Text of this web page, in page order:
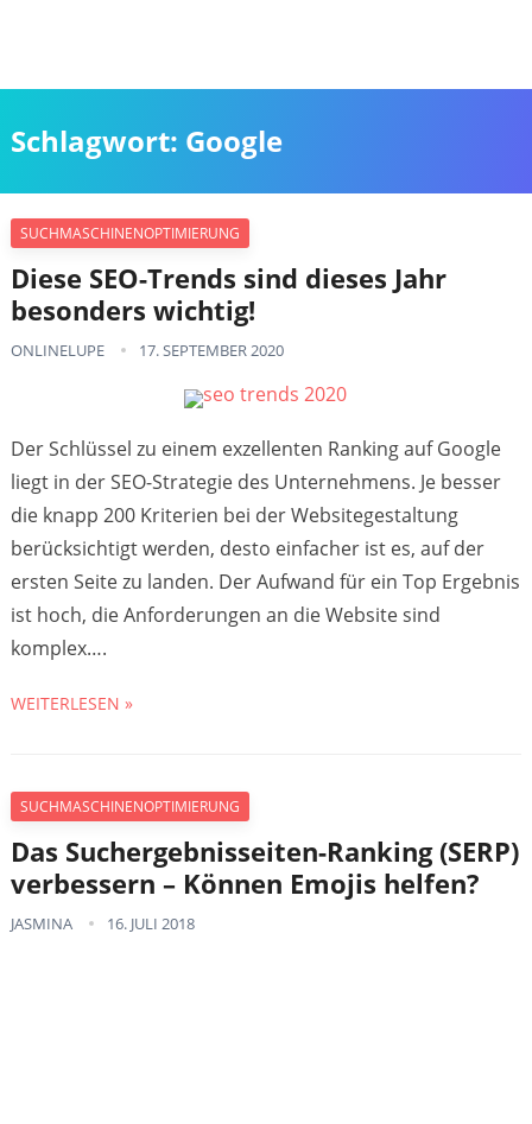
Schlagwort: Google
SUCHMASCHINENOPTIMIERUNG
Diese SEO-Trends sind dieses Jahr
besonders wichtig!
ONLINELUPE 17. SEPTEMBER 2020
Der Schlüssel zu einem exzellenten Ranking auf Google
liegt in der SEO-Strategie des Unternehmens. Je besser
die knapp 200 Kriterien bei der Websitegestaltung
berücksichtigt werden, desto einfacher ist es, auf der
ersten Seite zu landen. Der Aufwand für ein Top Ergebnis
ist hoch, die Anforderungen an die Website sind
komplex….
WEITERLESEN »
SUCHMASCHINENOPTIMIERUNG
Das Suchergebnisseiten-Ranking (SERP)
verbessern – Können Emojis helfen?
JASMINA 16. JULI 2018